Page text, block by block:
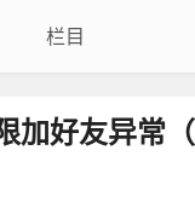
栏目
好友异常